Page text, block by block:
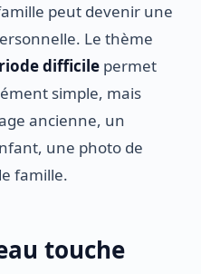
peut devenir une
Le thème
difficile permet
simple, mais
ancienne, un
une photo de
famille.
touche